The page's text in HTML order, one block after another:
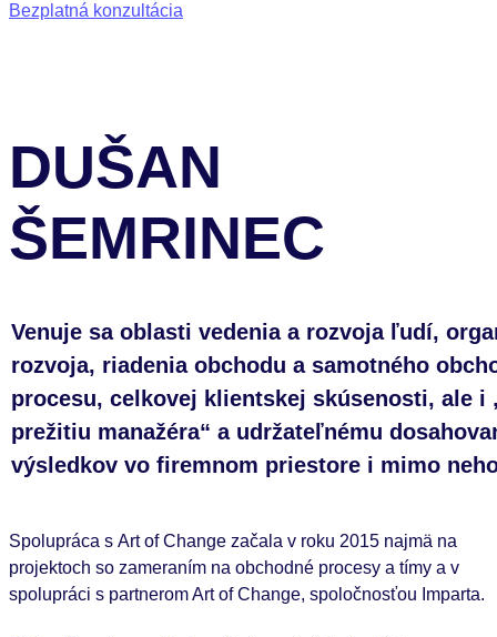
Bezplatná konzultácia
DUŠAN
ŠEMRINEC
Venuje sa oblasti vedenia a rozvoja ľudí,
rozvoja, riadenia obchodu a samotného
procesu, celkovej klientskej skúsenosti, ale i
prežitiu manažéra“ a udržateľnému
výsledkov vo firemnom priestore i mimo
Spolupráca s Art of Change začala v roku 2015 najmä na
projektoch so zameraním na obchodné procesy a tímy a v
spolupráci s partnerom Art of Change, spoločnosťou Imparta.